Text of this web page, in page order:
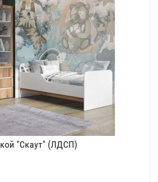
"Скаут" (ЛДСП)